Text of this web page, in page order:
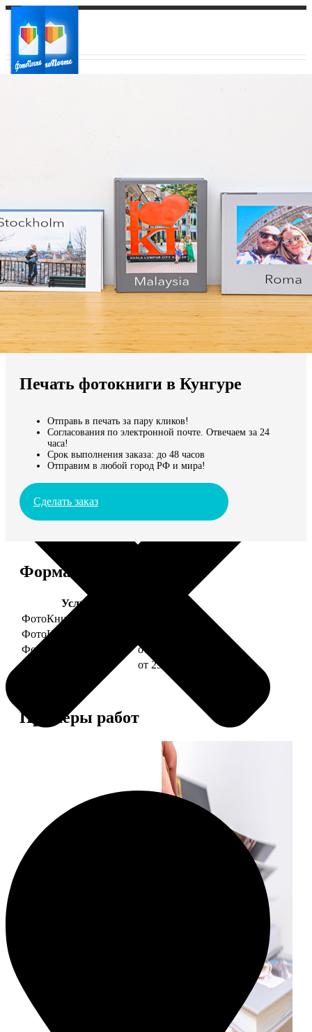
Мы доставляем по всему миру
Продолжить без города
Печать фотокниги в Кунгуре
Отправь в печать за пару кликов!
Согласования по электронной почте. Отвечаем за 24
часа!
Срок выполнения заказа: до 48 часов
Отправим в любой город РФ и мира!
Сделать заказ
Форматы и цены
Услуга
ФотоКниги "Премиум"
ФотоКниги "Слим"
ФотоКниги "Лайт"
от 2990
ФотоКниги "Софт"
от 2990
Примеры работ